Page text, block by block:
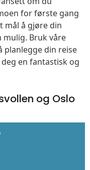
for første gang
mål å gjøre din
mulig. Bruk våre
planlegge din reise
en fantastisk og
og Oslo